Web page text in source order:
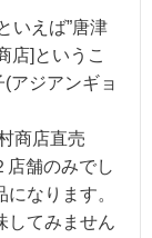
いえば”唐津
店]というこ
アジアンギョ
商店直売
店舗のみでし
なります。
してみません